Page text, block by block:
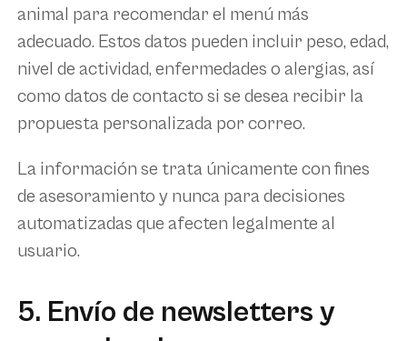
animal para recomendar el menú más
adecuado. Estos datos pueden incluir peso, edad,
nivel de actividad, enfermedades o alergias, así
como datos de contacto si se desea recibir la
propuesta personalizada por correo.
La información se trata únicamente con fines
de asesoramiento y nunca para decisiones
automatizadas que afecten legalmente al
usuario.
5. Envío de newsletters y